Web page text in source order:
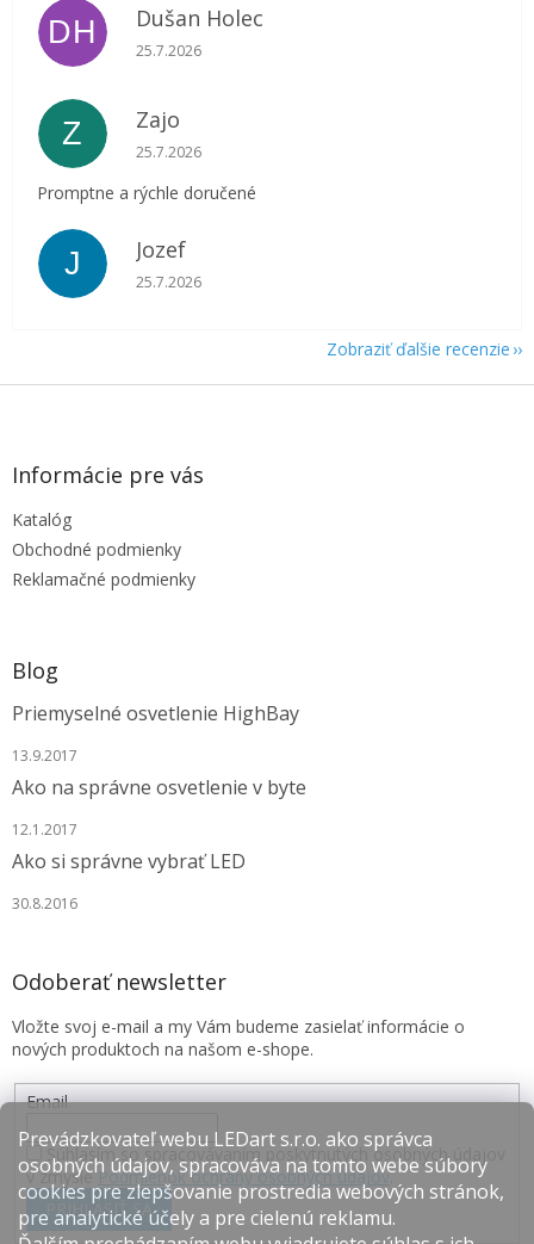
Prevádzkovateľ webu LEDart s.r.o. ako správca
osobných údajov, spracováva na tomto webe súbory
cookies pre zlepšovanie prostredia webových stránok,
pre analytické účely a pre cielenú reklamu.
DH Dušan Holec
Hodnotenie obchodu je 5 z 5 hviezdičiek.
25.7.2026
Z Zajo
Hodnotenie obchodu je 5 z 5 hviezdičiek.
25.7.2026
Promptne a rýchle doručené
J Jozef
Hodnotenie obchodu je 5 z 5 hviezdičiek.
25.7.2026
Zobraziť ďalšie recenzie
Z
Informácie pre vás
Katalóg
Obchodné podmienky
Reklamačné podmienky
Blog
Priemyselné osvetlenie HighBay
13.9.2017
Ako na správne osvetlenie v byte
12.1.2017
Ako si správne vybrať LED
30.8.2016
Odoberať newsletter
Vložte svoj e-mail a my Vám budeme zasielať informácie o
nových produktoch na našom e-shope.
Email
Súhlasím so spracovávaním poskytnutých osobných údajov
v zmysle Podmienok ochrany osobných údajov.
PRIHLÁSIŤ SA